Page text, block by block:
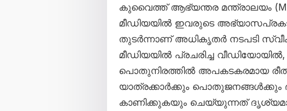
കുവൈത്ത് ആഭ്യന്തര മന്ത്രാലയം
മീഡിയയിൽ ഇവരുടെ
തുടർന്നാണ് അധികൃതർ നടപടി
മീഡിയയിൽ പ്രചരിച്ച
പൊതുനിരത്തിൽ അപകടകരമായ
യാത്രക്കാർക്കും പൊതുജനങ്ങൾക്കും
കാണിക്കുകയും ചെയ്യുന്നത്